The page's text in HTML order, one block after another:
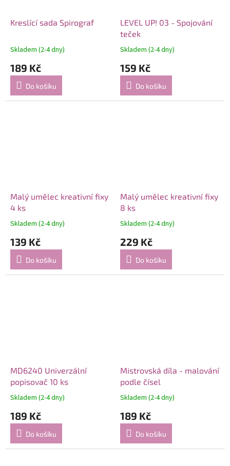
Kreslící sada Spirograf
Skladem (2-4 dny)
189 Kč
Do košíku
LEVEL UP! 03 - Spojování
teček
Skladem (2-4 dny)
159 Kč
Do košíku
Malý umělec kreativní fixy
4 ks
Skladem (2-4 dny)
139 Kč
Do košíku
Malý umělec kreativní fixy
8 ks
Skladem (2-4 dny)
229 Kč
Do košíku
MD6240 Univerzální
popisovač 10 ks
Skladem (2-4 dny)
189 Kč
Do košíku
Mistrovská díla - malování
podle čísel
Skladem (2-4 dny)
189 Kč
Do košíku